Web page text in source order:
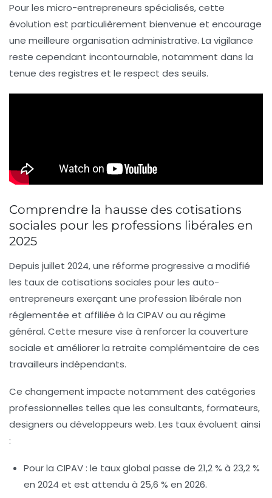
Pour les micro-entrepreneurs spécialisés, cette
évolution est particulièrement bienvenue et encourage
une meilleure organisation administrative. La vigilance
reste cependant incontournable, notamment dans la
tenue des registres et le respect des seuils.
Comprendre la hausse des cotisations
sociales pour les professions libérales en
2025
Depuis juillet 2024, une réforme progressive a modifié
les taux de cotisations sociales pour les auto-
entrepreneurs exerçant une profession libérale non
réglementée et affiliée à la CIPAV ou au régime
général. Cette mesure vise à renforcer la couverture
sociale et améliorer la retraite complémentaire de ces
travailleurs indépendants.
Ce changement impacte notamment des catégories
professionnelles telles que les consultants, formateurs,
designers ou développeurs web. Les taux évoluent ainsi
:
Pour la CIPAV : le taux global passe de 21,2 % à 23,2 %
en 2024 et est attendu à 25,6 % en 2026.